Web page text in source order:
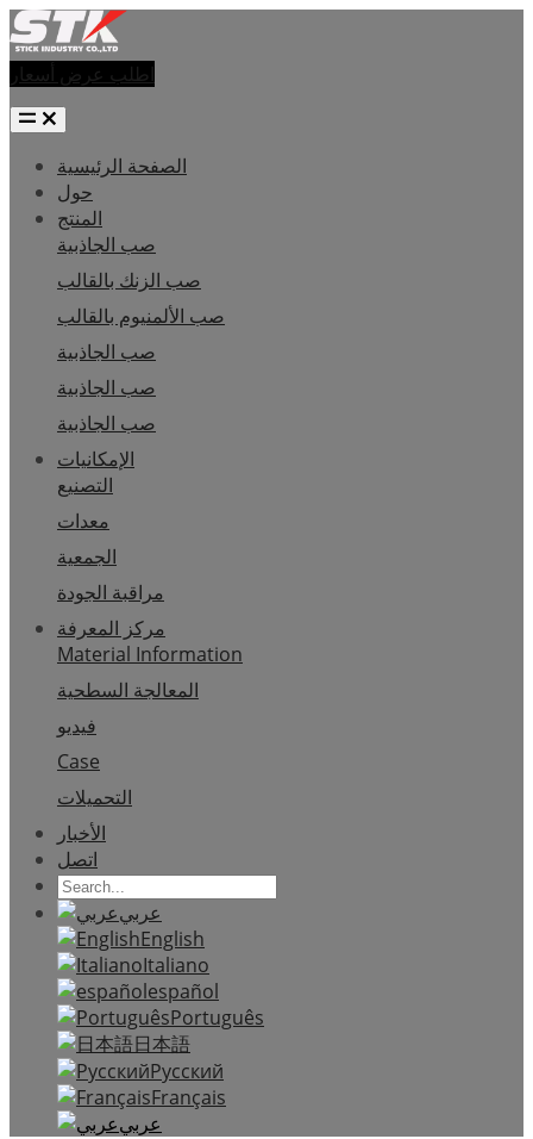
اطلب عرض أسعار
الصفحة الرئيسية
حول
المنتج
صب الجاذبية
صب الزنك بالقالب
صب الألمنيوم بالقالب
صب الجاذبية
صب الجاذبية
صب الجاذبية
الإمكانيات
التصنيع
معدات
الجمعية
مراقبة الجودة
مركز المعرفة
Material Information
المعالجة السطحية
فيديو
Case
التحميلات
الأخبار
اتصل
عربي
English
Italiano
español
Português
日本語
Русский
Français
عربي